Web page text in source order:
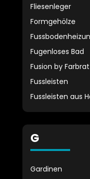
Fliesenleger
Formgehölze
Fugenloses Bad
Fusion by Farbrat
Fussleisten
Fussleisten aus
G
Gardinen